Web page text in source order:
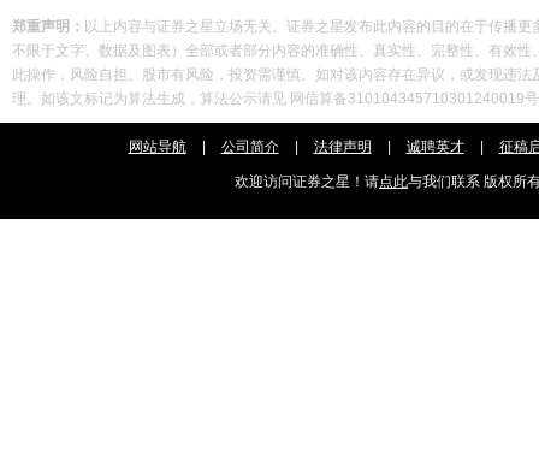
郑重声明： 以上内容与证券之星立场无关。证券之星发布此内容的目的在于传播
不限于文字、数据及图表）全部或者部分内容的准确性、真实性、完整性、有效
此操作，风险自担。股市有风险，投资需谨慎。如对该内容存在异议，或发现违
理。如该文标记为算法生成，算法公示请见 网信算备310104345710301240019
网站导航 | 公司简介 | 法律声明 | 诚聘英才 | 征稿
欢迎访问证券之星！请点此与我们联系 版权所